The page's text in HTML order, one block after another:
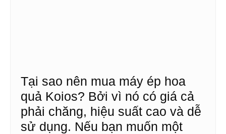
Tại sao nên mua máy ép hoa
quả Koios? Bởi vì nó có giá cả
phải chăng, hiệu suất cao và dễ
sử dụng. Nếu bạn muốn một